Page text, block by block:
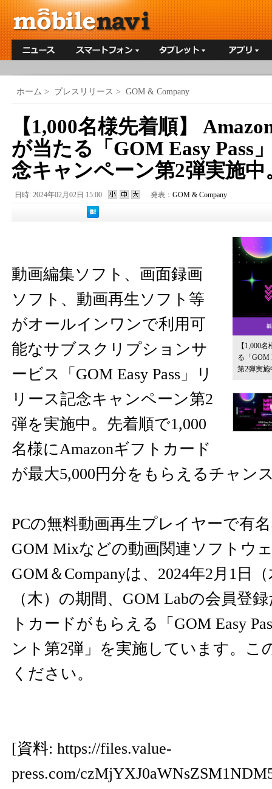
ホーム > プレスリリース > GOM & Company
【1,000名様先着順】
が当たる「GOM Easy Pass
念キャンペーン第2弾実施中
日時: 2024年02月02日 15:00 発表： GOM & Company
【1,000
る「GOM
第2弾実施
動画編集ソフト、画面録画
ソフト、動画再生ソフト等
がオールインワンで利用可
能なサブスクリプションサ
ービス「GOM Easy Pass」リ
リース記念キャンペーン第2
弾を実施中。先着順で1,000
名様にAmazonギフトカード
が最大5,000円分をもらえるチャン
PCの無料動画再生プレイヤーで有
GOM Mixなどの動画関連ソフトウ
GOM＆Companyは、2024年2月1日
（木）の期間、GOM Labの会員登
トカードがもらえる「GOM Easy
ント第2弾」を実施しています。こ
ください。
[資料: https://files.value-
press.com/